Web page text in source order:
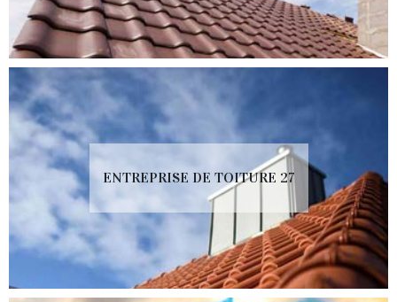
ENTREPRISE DE TOITURE 27